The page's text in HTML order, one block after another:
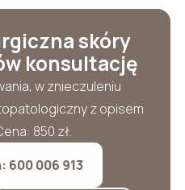
skóry
konsultację
w znieczuleniu
z opisem
850 zł.
600 006 913